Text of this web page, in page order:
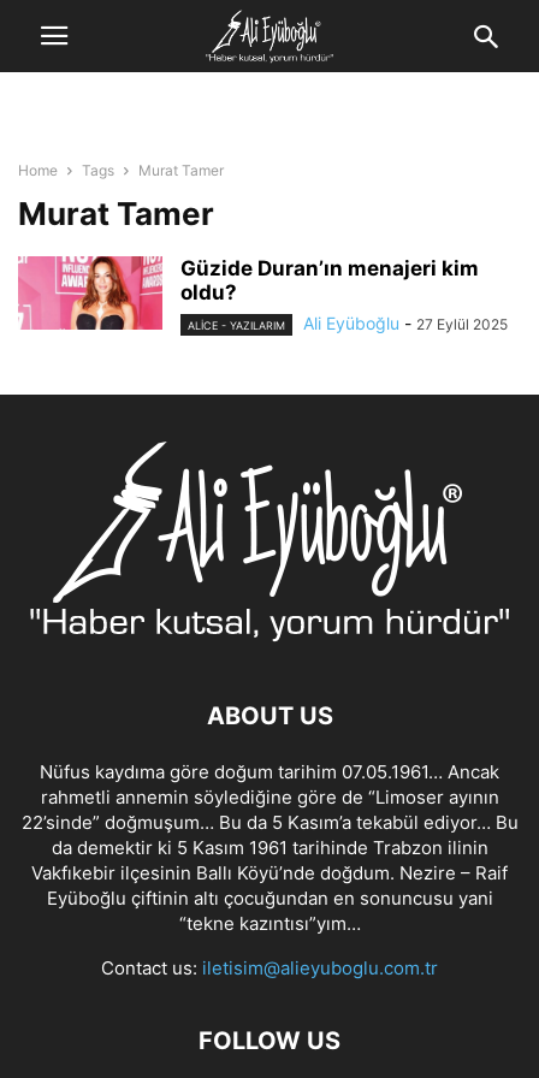
Home Tags Murat Tamer
Murat Tamer
Güzide Duran’ın menajeri kim
oldu?
ALİCE - YAZILARIM Ali Eyüboğlu - 27 Eylül 2025
ABOUT US
Nüfus kaydıma göre doğum tarihim 07.05.1961… Ancak
rahmetli annemin söylediğine göre de “Limoser ayının
22’sinde” doğmuşum… Bu da 5 Kasım’a tekabül ediyor… Bu
da demektir ki 5 Kasım 1961 tarihinde Trabzon ilinin
Vakfıkebir ilçesinin Ballı Köyü’nde doğdum. Nezire – Raif
Eyüboğlu çiftinin altı çocuğundan en sonuncusu yani
“tekne kazıntısı”yım…
Contact us: iletisim@alieyuboglu.com.tr
FOLLOW US